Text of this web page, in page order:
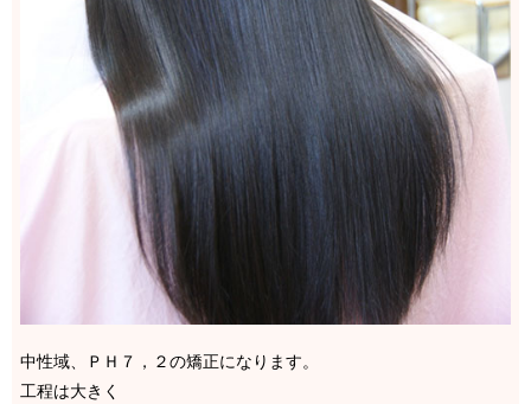
中性域、ＰＨ７，２の矯正になります。
工程は大きく